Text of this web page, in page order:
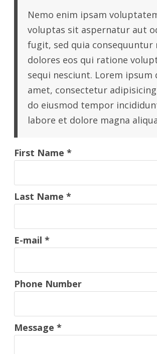
Nemo enim ipsam
voluptas sit aspernatur aut
fugit, sed quia consequuntur
dolores eos qui ratione
sequi nesciunt. Lorem ipsum
amet, consectetur
do eiusmod tempor
labore et dolore magna
First Name *
Last Name *
E-mail *
Phone Number
Message *